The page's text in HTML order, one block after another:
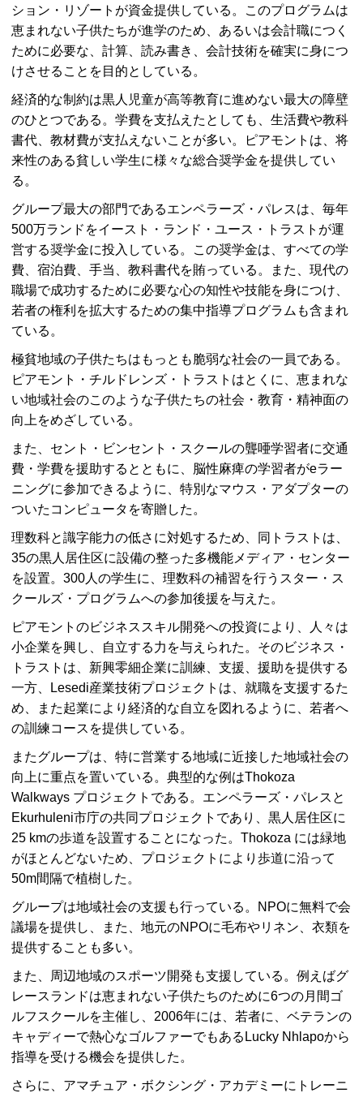
ション・リゾートが資金提供している。このプログラムは
恵まれない子供たちが進学のため、あるいは会計職につく
ために必要な、計算、読み書き、会計技術を確実に身につ
けさせることを目的としている。
経済的な制約は黒人児童が高等教育に進めない最大の障壁
のひとつである。学費を支払えたとしても、生活費や教科
書代、教材費が支払えないことが多い。ピアモントは、将
来性のある貧しい学生に様々な総合奨学金を提供してい
る。
グループ最大の部門であるエンペラーズ・パレスは、毎年
500万ランドをイースト・ランド・ユース・トラストが運
営する奨学金に投入している。この奨学金は、すべての学
費、宿泊費、手当、教科書代を賄っている。また、現代の
職場で成功するために必要な心の知性や技能を身につけ、
若者の権利を拡大するための集中指導プログラムも含まれ
ている。
極貧地域の子供たちはもっとも脆弱な社会の一員である。
ピアモント・チルドレンズ・トラストはとくに、恵まれな
い地域社会のこのような子供たちの社会・教育・精神面の
向上をめざしている。
また、セント・ビンセント・スクールの聾唖学習者に交通
費・学費を援助するとともに、脳性麻痺の学習者がeラー
ニングに参加できるように、特別なマウス・アダプターの
ついたコンピュータを寄贈した。
理数科と識字能力の低さに対処するため、同トラストは、
35の黒人居住区に設備の整った多機能メディア・センター
を設置。300人の学生に、理数科の補習を行うスター・ス
クールズ・プログラムへの参加後援を与えた。
ピアモントのビジネススキル開発への投資により、人々は
小企業を興し、自立する力を与えられた。そのビジネス・
トラストは、新興零細企業に訓練、支援、援助を提供する
一方、Lesedi産業技術プロジェクトは、就職を支援するた
め、また起業により経済的な自立を図れるように、若者へ
の訓練コースを提供している。
またグループは、特に営業する地域に近接した地域社会の
向上に重点を置いている。典型的な例はThokoza
Walkways プロジェクトである。エンペラーズ・パレスと
Ekurhuleni市庁の共同プロジェクトであり、黒人居住区に
25 kmの歩道を設置することになった。Thokoza には緑地
がほとんどないため、プロジェクトにより歩道に沿って
50m間隔で植樹した。
グループは地域社会の支援も行っている。NPOに無料で会
議場を提供し、また、地元のNPOに毛布やリネン、衣類を
提供することも多い。
また、周辺地域のスポーツ開発も支援している。例えばグ
レースランドは恵まれない子供たちのために6つの月間ゴ
ルフスクールを主催し、2006年には、若者に、ベテランの
キャディーで熱心なゴルファーでもあるLucky Nhlapoから
指導を受ける機会を提供した。
さらに、アマチュア・ボクシング・アカデミーにトレーニ